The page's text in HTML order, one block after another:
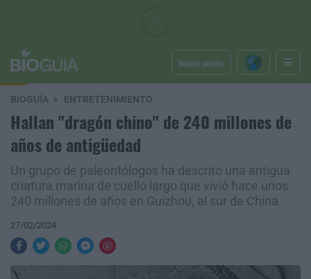
Iniciar sesión
BIOGUÍA ENTRETENIMIENTO
Hallan "dragón chino" de 240 millones de
años de antigüedad
Un grupo de paleontólogos ha descrito una antigua
criatura marina de cuello largo que vivió hace unos
240 millones de años en Guizhou, al sur de China.
27/02/2024